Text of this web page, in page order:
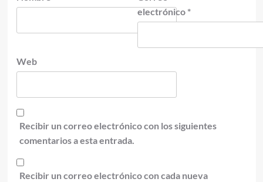
electrónico *
Web
Recibir un correo electrónico con los siguientes
comentarios a esta entrada.
Recibir un correo electrónico con cada nueva